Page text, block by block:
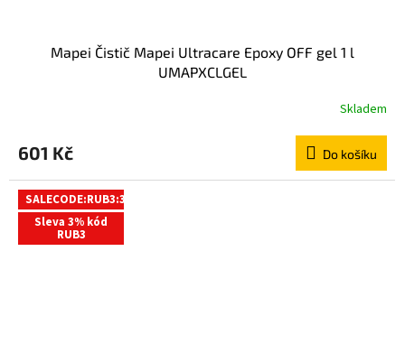
Mapei Čistič Mapei Ultracare Epoxy OFF gel 1 l
UMAPXCLGEL
Skladem
601 Kč Do košíku
SALECODE:RUB3:3:%
Sleva 3% kód
RUB3